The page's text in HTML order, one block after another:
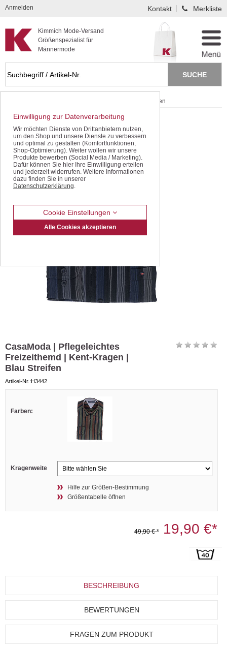
Kompletten Head der Seite überspringen
Kimmich Mode-Versand
Größenspezialist für
Männermode
Anmelden Kontakt Merkliste
Langarm-Hemden
CasaModa | Pflegeleichtes
Freizeithemd | Kent-Kragen |
Blau Streifen
Artikel-Nr.:H3442
Farben:
Kragenweite
Hilfe zur Größen-Bestimmung
Größentabelle öffnen
49,90 € * 19,90 €*
BESCHREIBUNG
BEWERTUNGEN
FRAGEN ZUM PRODUKT
Einwilligung zur Datenverarbeitung
Wir möchten Dienste von Drittanbietern nutzen,
um den Shop und unsere Dienste zu verbessern
und optimal zu gestalten (Komfortfunktionen,
Shop-Optimierung). Weiter wollen wir unsere
Produkte bewerben (Social Media / Marketing).
Dafür können Sie hier Ihre Einwilligung erteilen
und jederzeit widerrufen. Weitere Informationen
dazu finden Sie in unserer
Datenschutzerklärung.
Cookie Einstellungen
Alle Cookies akzeptieren